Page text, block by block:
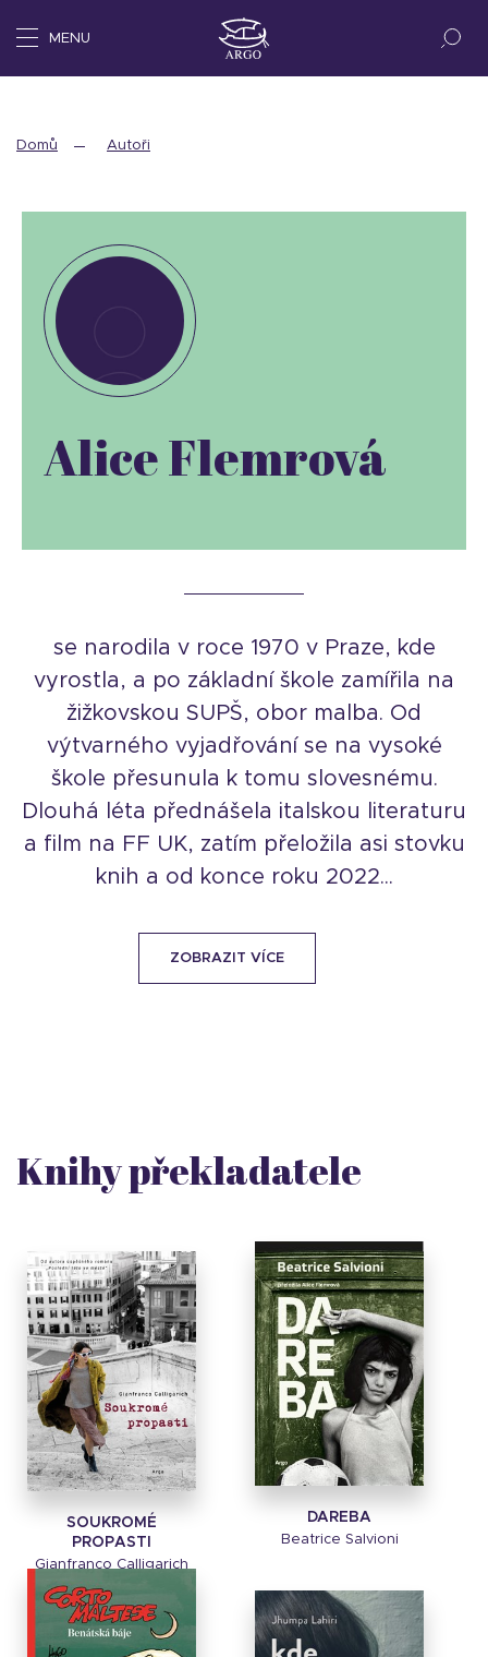
MENU
Domů Autoři
Alice Flemrová
se narodila v roce 1970 v Praze, kde
vyrostla, a po základní škole zamířila na
žižkovskou SUPŠ, obor malba. Od
výtvarného vyjadřování se na vysoké
škole přesunula k tomu slovesnému.
Dlouhá léta přednášela italskou literaturu
a film na FF UK, zatím přeložila asi stovku
knih a od konce roku 2022...
ZOBRAZIT VÍCE
Knihy překladatele
SOUKROMÉ
PROPASTI
Gianfranco Calligarich
DAREBA
Beatrice Salvioni